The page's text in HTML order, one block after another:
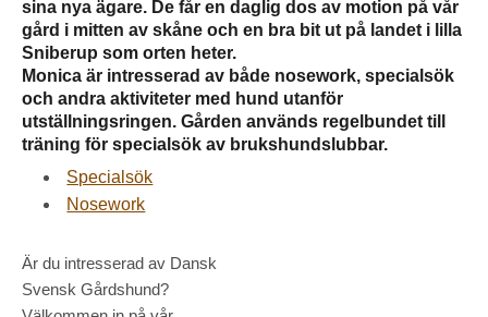
sina nya ägare. De får en daglig dos av motion på vår
gård i mitten av skåne och en bra bit ut på landet i lilla
Sniberup som orten heter.
Monica är intresserad av både nosework, specialsök
och andra aktiviteter med hund utanför
utställningsringen. Gården används regelbundet till
träning för specialsök av brukshundslubbar.
Specialsök
Nosework
Är du intresserad av Dansk
Svensk Gårdshund?